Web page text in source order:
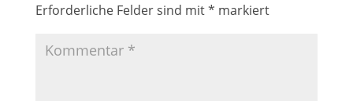
Erforderliche Felder sind mit* markiert